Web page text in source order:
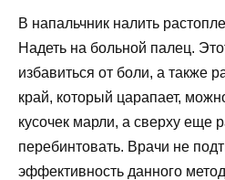
В напальчник налить
Надеть на больной палец.
избавиться от боли, а также
край, который царапает,
кусочек марли, а сверху еще
перебинтовать. Врачи не
эффективность данного